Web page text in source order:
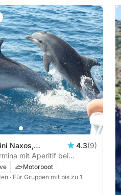
Naxos,
4.3(9)
mit Aperitif bei
Motorboot
· Für Gruppen mit bis zu 1